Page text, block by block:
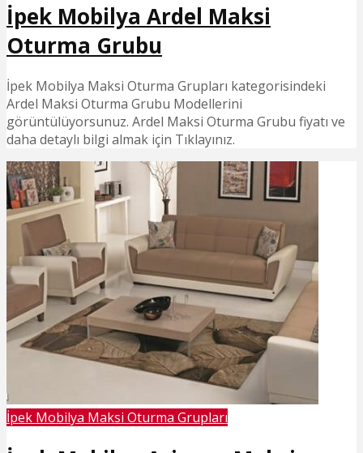
İpek Mobilya Ardel Maksi
Oturma Grubu
İpek Mobilya Maksi Oturma Grupları kategorisindeki
Ardel Maksi Oturma Grubu Modellerini
görüntülüyorsunuz. Ardel Maksi Oturma Grubu fiyatı ve
daha detaylı bilgi almak için Tıklayınız.
İpek Mobilya Maksi Oturma Grupları